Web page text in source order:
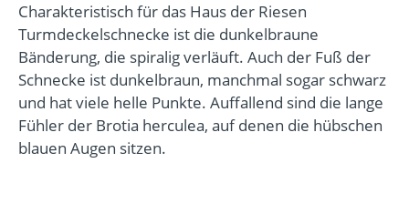
Charakteristisch für das Haus der Riesen
Turmdeckelschnecke ist die dunkelbraune
Bänderung, die spiralig verläuft. Auch der Fuß der
Schnecke ist dunkelbraun, manchmal sogar schwarz
und hat viele helle Punkte. Auffallend sind die lange
Fühler der Brotia herculea, auf denen die hübschen
blauen Augen sitzen.